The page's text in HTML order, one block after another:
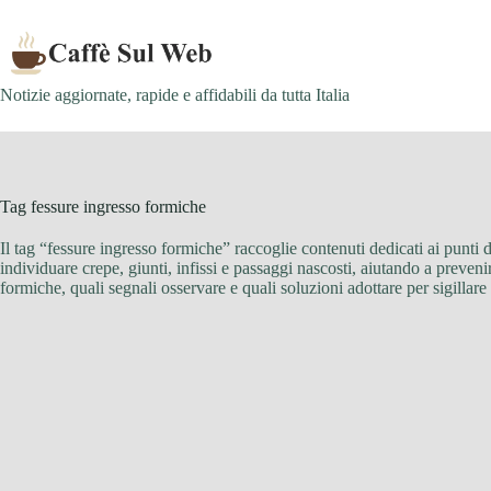
content
Notizie aggiornate, rapide e affidabili da tutta Italia
Tag fessure ingresso formiche
Il tag “fessure ingresso formiche” raccoglie contenuti dedicati ai
individuare crepe, giunti, infissi e passaggi nascosti, aiutando a
formiche, quali segnali osservare e quali soluzioni adottare per